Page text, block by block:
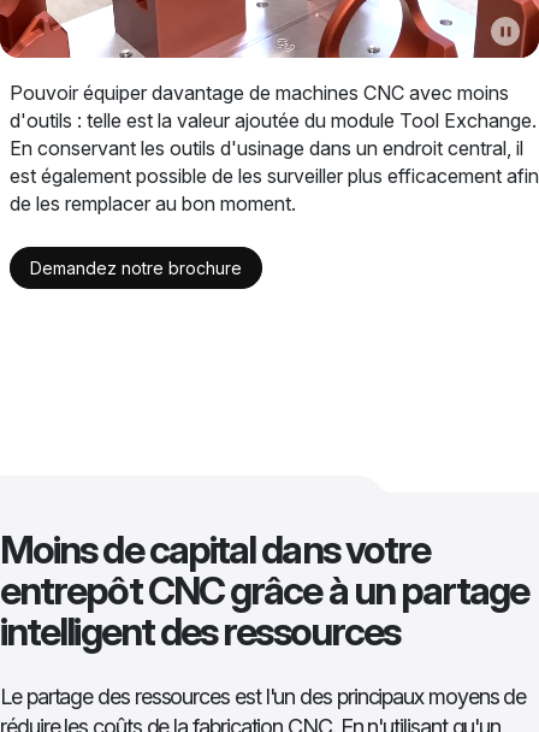
Pouvoir équiper davantage de machines CNC avec moins
d'outils : telle est la valeur ajoutée du module Tool Exchange.
En conservant les outils d'usinage dans un endroit central, il
est également possible de les surveiller plus efficacement afin
de les remplacer au bon moment.
Demandez notre brochure
Moins de capital dans votre
entrepôt CNC grâce à un partage
intelligent des ressources
Le partage des ressources est l'un des principaux moyens de
réduire les coûts de la fabrication CNC. En n'utilisant qu'un